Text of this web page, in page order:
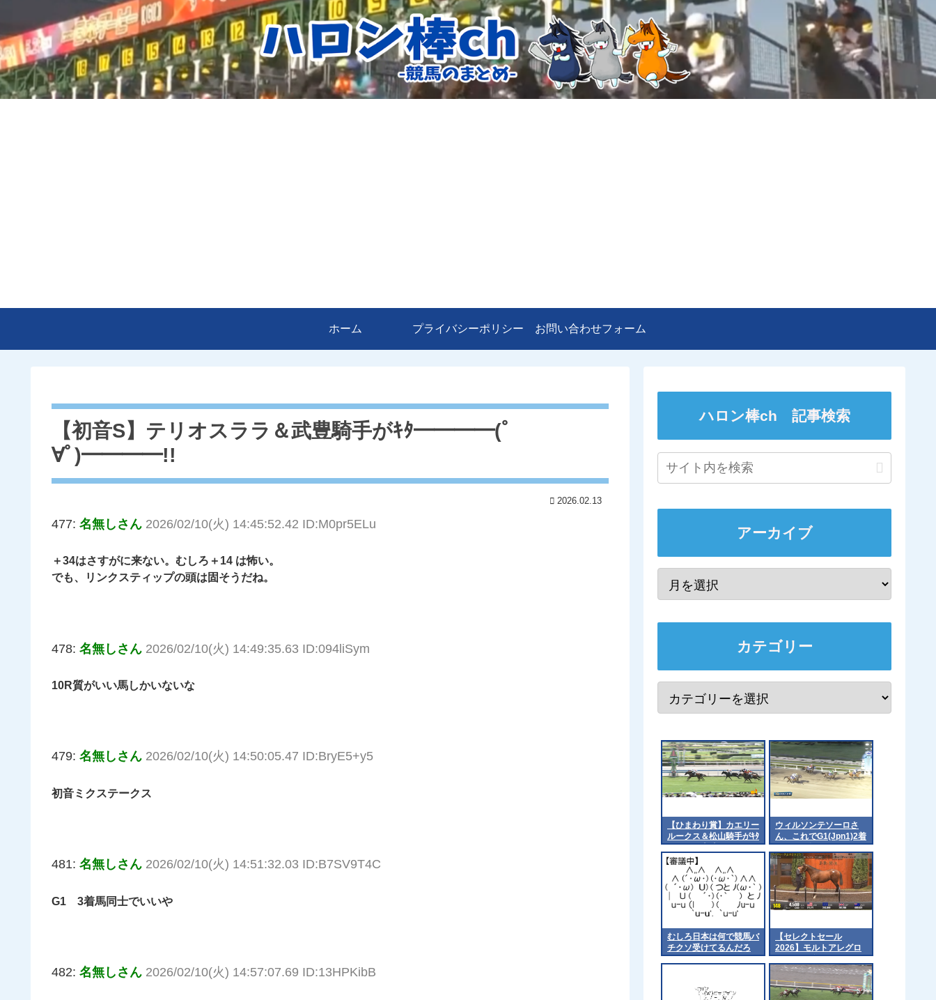
ホーム プライバシーポリシー お問い合わせフォーム
【初音S】テリオスララ＆武豊騎手がｷﾀ━━━━(ﾟ
∀ﾟ)━━━━!!
2026.02.13
477: 名無しさん 2026/02/10(火) 14:45:52.42 ID:M0pr5ELu
＋34はさすがに来ない。むしろ＋14 は怖い。
でも、リンクスティップの頭は固そうだね。
478: 名無しさん 2026/02/10(火) 14:49:35.63 ID:094liSym
10R質がいい馬しかいないな
479: 名無しさん 2026/02/10(火) 14:50:05.47 ID:BryE5+y5
初音ミクステークス
481: 名無しさん 2026/02/10(火) 14:51:32.03 ID:B7SV9T4C
G1 3着馬同士でいいや
482: 名無しさん 2026/02/10(火) 14:57:07.69 ID:13HPKibB
ハロン棒ch 記事検索
アーカイブ
カテゴリー
【ひまわり賞】カエリー
ルークス＆松山騎手がｷﾀ
━━━━(ﾟ∀ﾟ)━━━━!!
ウィルソンテソーロさ
ん、これでG1(Jpn1)2着
8回目 他
むしろ日本は何で競馬バ
チクソ受けてるんだろ
【セレクトセール
2026】モルトアレグロ
の2025（父シニスター
ミニスター）1億5千万
円で落札 他